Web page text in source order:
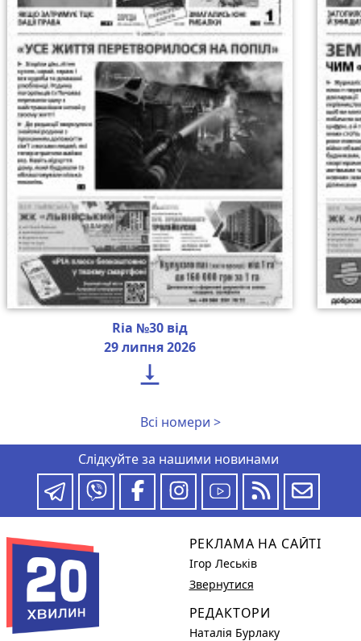
Ria №30 від
29 липня 2026

Всі номери >
Слідкуйте за нашими новинами
РЕКЛАМА НА САЙТІ
Ігор Леськів
Звернутися
РЕДАКТОРИ
Наталія Бурлаку